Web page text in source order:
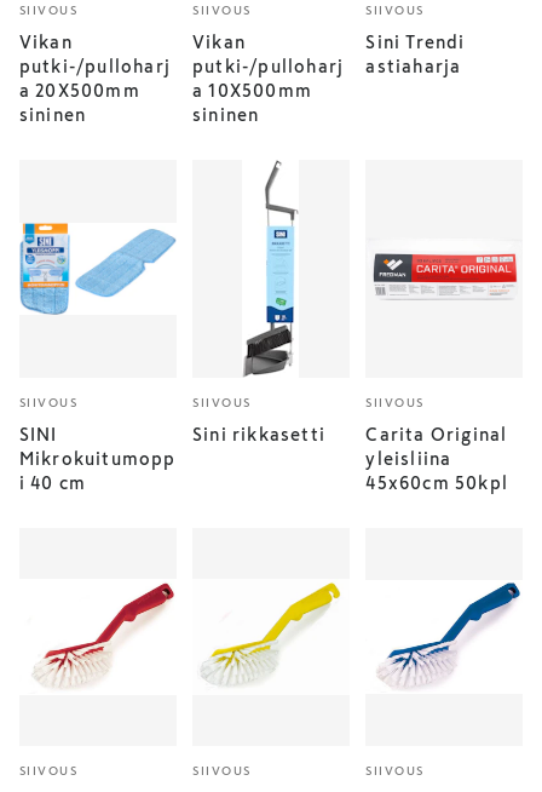
SIIVOUS
Vikan
putki-/pulloharj
a 20X500mm
sininen
SIIVOUS
Vikan
putki-/pulloharj
a 10X500mm
sininen
SIIVOUS
Sini Trendi
astiaharja
SIIVOUS
SINI
Mikrokuitumopp
i 40 cm
SIIVOUS
Sini rikkasetti
SIIVOUS
Carita Original
yleisliina
45x60cm 50kpl
SIIVOUS SIIVOUS SIIVOUS